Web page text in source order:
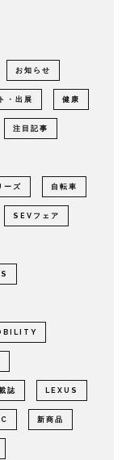
お知らせ
・出展 健康
注目記事
ーズ 自転車
SEVフェア
誌 LEXUS
新商品